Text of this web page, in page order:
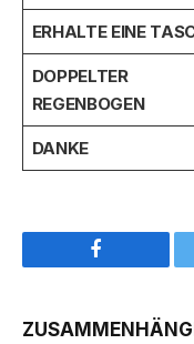
ERHALTE EINE
DOPPELTER
REGENBOGEN
DANKE
Facebook